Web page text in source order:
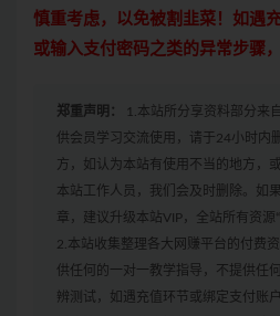
慎重考虑，以免被割韭菜！如遇
或输入支付密码之类的异常步骤
郑重声明：
1.本站所分享资料部分来
供会员学习交流使用，请于24小时内
方，如认为本站有使用不当的地方，
本站工作人员，我们会及时删除。如
章，建议升级本站VIP，全站所有资源“
2.本站收集整理各大网赚平台的付费
供任何的一对一教学指导，不提供任
辨测试，如遇充值环节或绑定支付账